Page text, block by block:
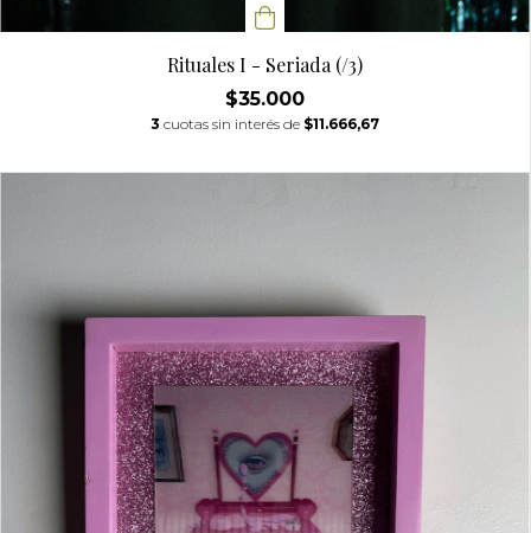
Rituales I - Seriada (/3)
$35.000
3 cuotas sin interés de $11.666,67